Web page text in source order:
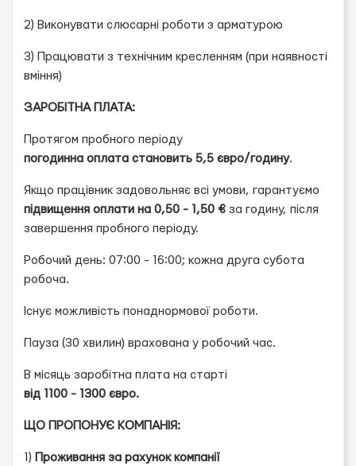
2) Виконувати слюсарні роботи з арматурою
3) Працювати з технічним кресленням (при наявності
вміння)
ЗАРОБІТНА ПЛАТА:
Протягом пробного періоду
погодинна оплата становить 5,5 євро/годину.
Якщо працівник задовольняє всі умови, гарантуємо
підвищення оплати на 0,50 - 1,50 € за годину, після
завершення пробного періоду.
Робочий день: 07:00 - 16:00; кожна друга субота
робоча.
Існує можливість понаднормової роботи.
Пауза (30 хвилин) врахована у робочий час.
В місяць заробітна плата на старті
від 1100 - 1300 євро.
ЩО ПРОПОНУЄ КОМПАНІЯ:
1) Проживання за рахунок компанії